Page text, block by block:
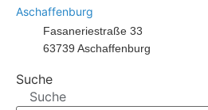
Aschaffenburg
Fasaneriestraße 33
63739 Aschaffenburg
Suche
Suche